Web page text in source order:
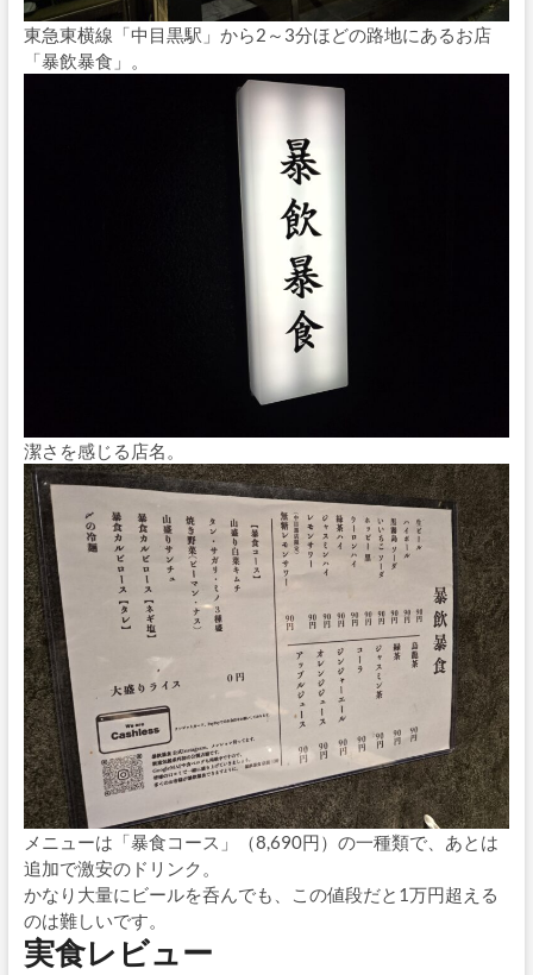
東急東横線「中目黒駅」から2～3分ほどの路地にあるお店
「暴飲暴食」。
潔さを感じる店名。
メニューは「暴食コース」（8,690円）の一種類で、あとは
追加で激安のドリンク。
かなり大量にビールを呑んでも、この値段だと1万円超える
のは難しいです。
実食レビュー